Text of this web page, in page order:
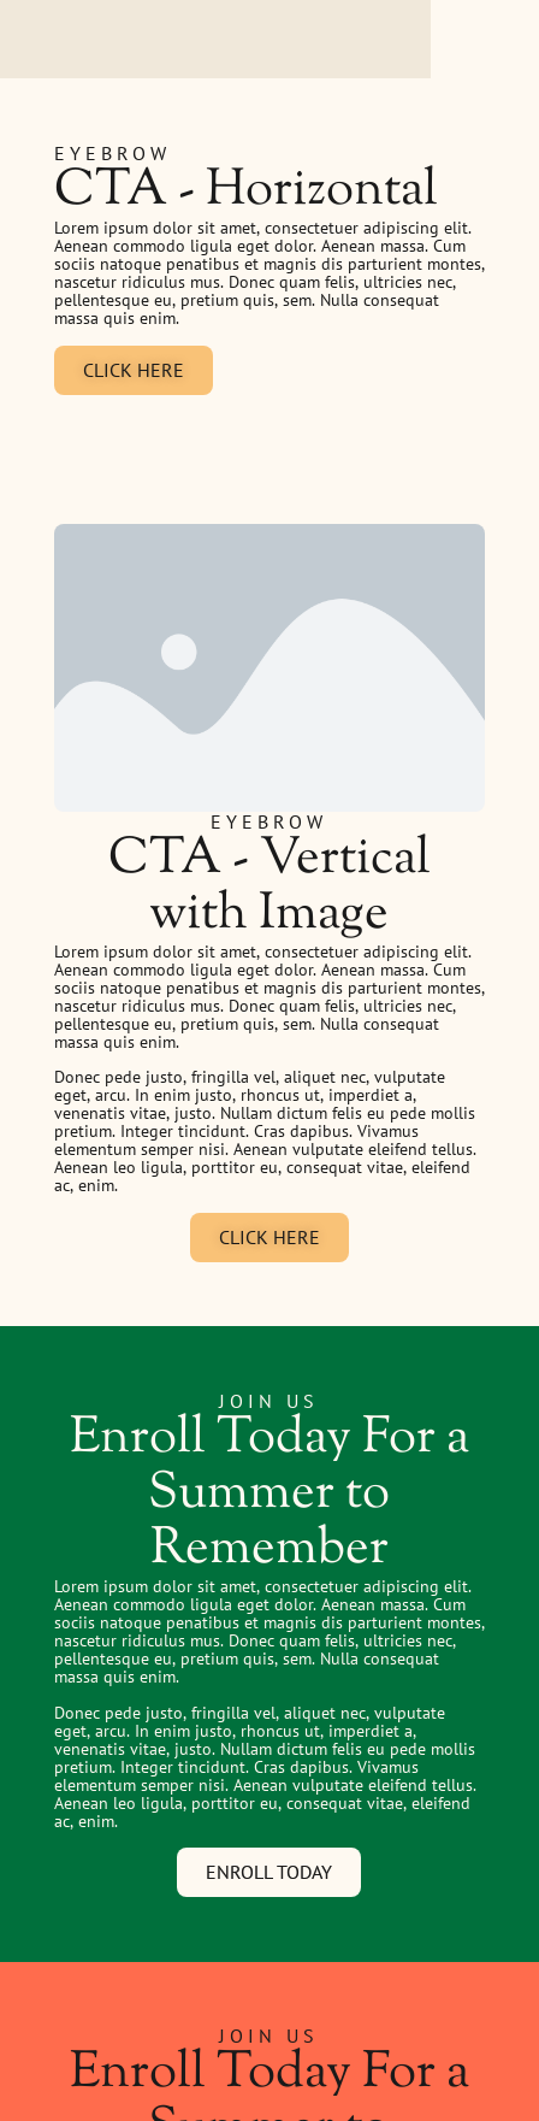
EYEBROW
CTA - Horizontal
Lorem ipsum dolor sit amet, consectetuer adipiscing elit.
Aenean commodo ligula eget dolor. Aenean massa. Cum
sociis natoque penatibus et magnis dis parturient montes,
nascetur ridiculus mus. Donec quam felis, ultricies nec,
pellentesque eu, pretium quis, sem. Nulla consequat
massa quis enim.
CLICK HERE
EYEBROW
CTA - Vertical
with Image
Lorem ipsum dolor sit amet, consectetuer adipiscing elit.
Aenean commodo ligula eget dolor. Aenean massa. Cum
sociis natoque penatibus et magnis dis parturient montes,
nascetur ridiculus mus. Donec quam felis, ultricies nec,
pellentesque eu, pretium quis, sem. Nulla consequat
massa quis enim.
Donec pede justo, fringilla vel, aliquet nec, vulputate
eget, arcu. In enim justo, rhoncus ut, imperdiet a,
venenatis vitae, justo. Nullam dictum felis eu pede mollis
pretium. Integer tincidunt. Cras dapibus. Vivamus
elementum semper nisi. Aenean vulputate eleifend tellus.
Aenean leo ligula, porttitor eu, consequat vitae, eleifend
ac, enim.
CLICK HERE
JOIN US
Enroll Today For a
Summer to
Remember
Lorem ipsum dolor sit amet, consectetuer adipiscing elit.
Aenean commodo ligula eget dolor. Aenean massa. Cum
sociis natoque penatibus et magnis dis parturient montes,
nascetur ridiculus mus. Donec quam felis, ultricies nec,
pellentesque eu, pretium quis, sem. Nulla consequat
massa quis enim.
Donec pede justo, fringilla vel, aliquet nec, vulputate
eget, arcu. In enim justo, rhoncus ut, imperdiet a,
venenatis vitae, justo. Nullam dictum felis eu pede mollis
pretium. Integer tincidunt. Cras dapibus. Vivamus
elementum semper nisi. Aenean vulputate eleifend tellus.
Aenean leo ligula, porttitor eu, consequat vitae, eleifend
ac, enim.
ENROLL TODAY
JOIN US
Enroll Today For a